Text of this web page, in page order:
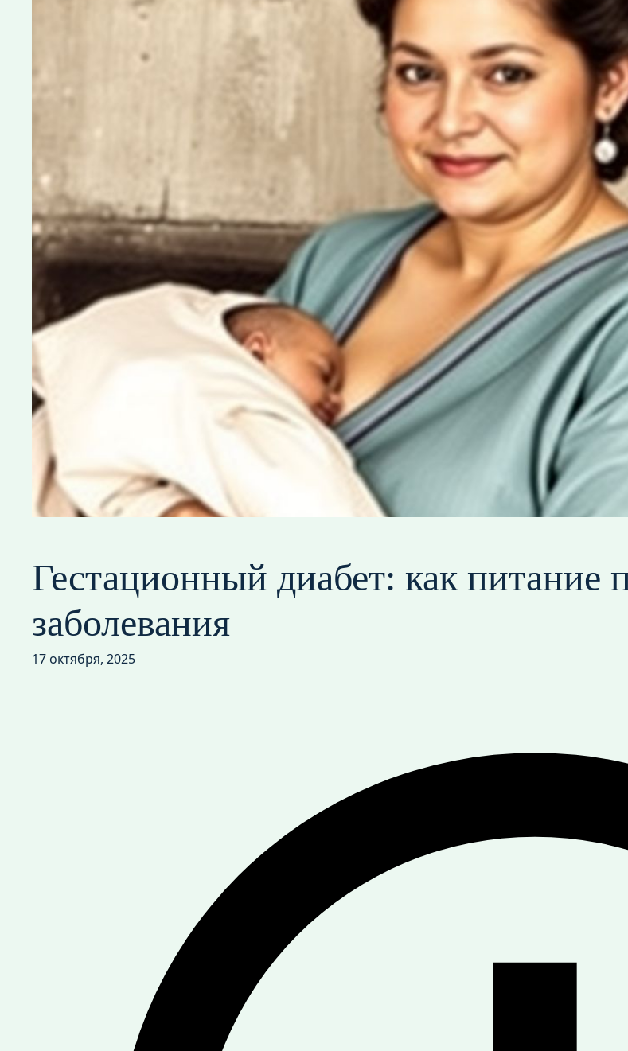
Гестационный диабет: как питание
заболевания
17 октября, 2025